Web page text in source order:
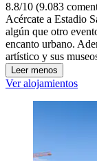
8.8/10 (9.083
Acércate a Estadio
algún que otro
encanto urbano.
artístico y sus
Leer menos
Ver alojamientos